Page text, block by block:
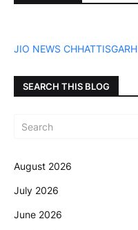
JIO NEWS CHHATTISGARH
SEARCH THIS BLOG
August 2026
July 2026
June 2026